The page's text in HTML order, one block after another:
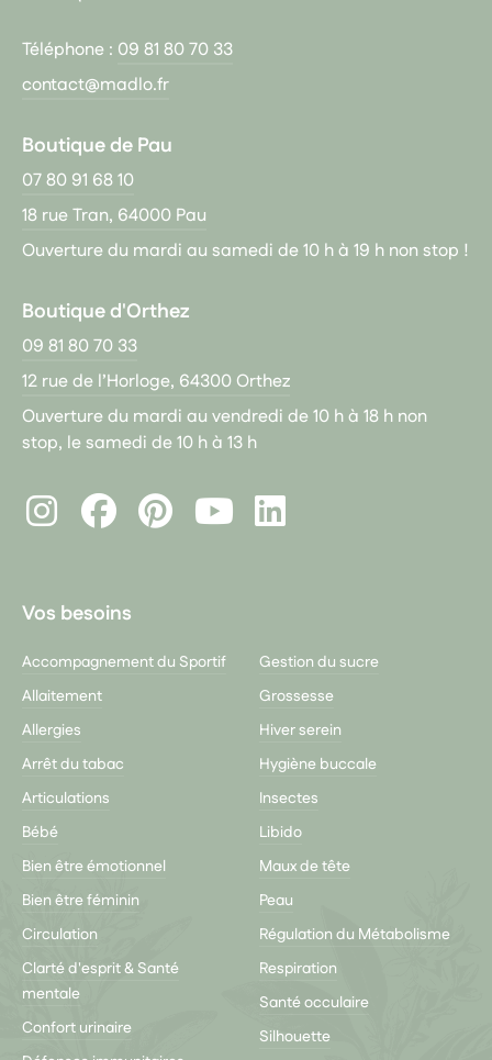
Téléphone : 09 81 80 70 33
contact@madlo.fr
Boutique de Pau
07 80 91 68 10
18 rue Tran, 64000 Pau
Ouverture du mardi au samedi de 10 h à 19 h non stop !
Boutique d'Orthez
09 81 80 70 33
12 rue de l’Horloge, 64300 Orthez
Ouverture du mardi au vendredi de 10 h à 18 h non
stop, le samedi de 10 h à 13 h
InstagramFacebookPinterest
LinkedIn
Vos besoins
Accompagnement du Sportif
Allaitement
Allergies
Arrêt du tabac
Articulations
Bébé
Bien être émotionnel
Bien être féminin
Circulation
Clarté d'esprit & Santé
mentale
Confort urinaire
Gestion du sucre
Grossesse
Hiver serein
Hygiène buccale
Insectes
Libido
Maux de tête
Peau
Régulation du Métabolisme
Respiration
Santé occulaire
Silhouette